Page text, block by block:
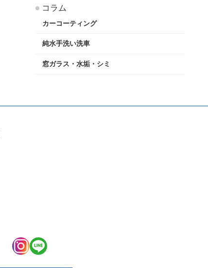
コラム
カーコーティング
純水手洗い洗車
窓ガラス・水垢・シミ